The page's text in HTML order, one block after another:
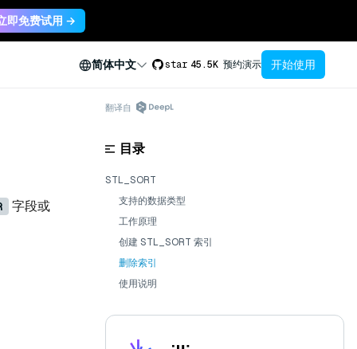
即免费试用 →
简体中文 star 45.5K 预约演示 开始使用
字段或
翻译自
目录
STL_SORT
支持的数据类型
工作原理
创建 STL_SORT 索引
删除索引
使用说明